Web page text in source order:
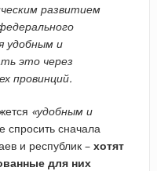
развитием
удобным и
это через
провинций.
«удобным и
спросить сначала
и республик – хотят
для них